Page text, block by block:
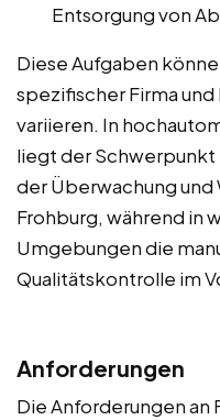
Entsorgung von
Diese Aufgaben
spezifischer Firma
variieren. In
liegt der
der Überwachung und
Frohburg, während in
Umgebungen die
Qualitätskontrolle im
Anforderungen
Die Anforderungen